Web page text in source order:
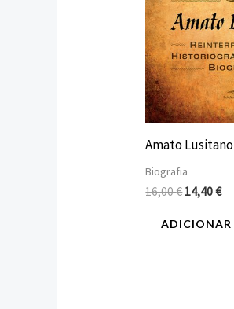
Amato Lusitano
Biografia
16,00€14,40€
ADICIONAR